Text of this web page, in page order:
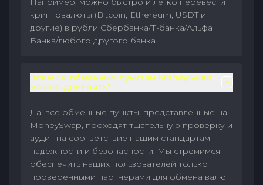
криптовалюты (Bitcoin, Ethereum, USDT и
другие) в рубли Сбербанка/Т-банка/Альфа
Банка/любого другого банка.
Всем ли обменным пунктам MoneySwap
можно доверять?
Да, все обменные пункты, представленные на
MoneySwap, проходят тщательную проверку и
аудит на соответствие нашим стандартам
надежности и безопасности. Мы стремимся
обеспечить наших пользователей только
проверенными партнерами для обмена валют.